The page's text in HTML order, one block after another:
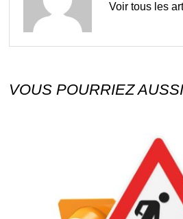
Voir tous les
VOUS POURRIEZ